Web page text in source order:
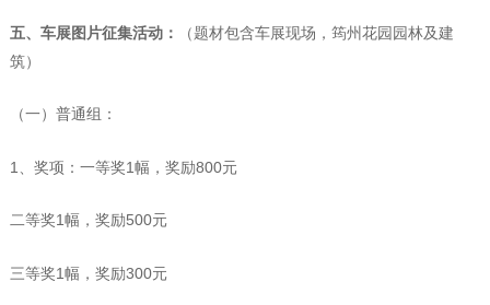
五、车展图片征集活动：
（题材包含车展现场，筠州花园园林及建
筑）
（一）普通组：
1、奖项：一等奖1幅，奖励800元
二等奖1幅，奖励500元
三等奖1幅，奖励300元